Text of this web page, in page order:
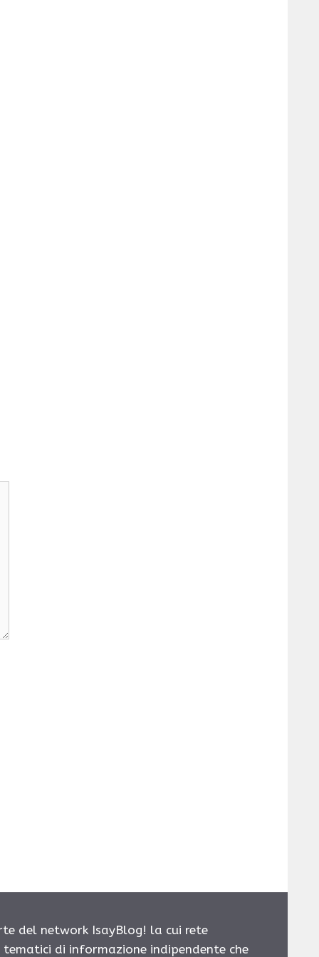
del network IsayBlog! la cui rete
di informazione indipendente che